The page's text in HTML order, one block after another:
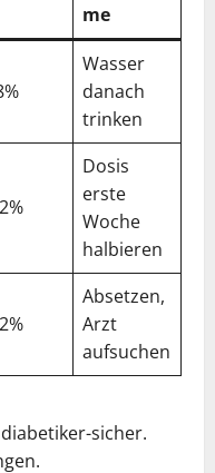
me
Wasser
danach
trinken
Dosis
erste
Woche
halbieren
Absetzen,
Arzt
aufsuchen
sicher.